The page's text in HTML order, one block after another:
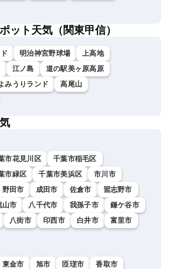
ット天気（関東甲信）
明治神宮野球場
上高地
江ノ島
道の駅美ヶ原高原
みうりランド
高尾山
市花見川区
千葉市稲毛区
市緑区 千葉市美浜区
市川市
野田市 成田市 佐倉市
習志野市
山市 八千代市 我孫子市
鎌ケ谷市
八街市 印西市 白井市
富里市
東金市 旭市 匝瑳市
香取市